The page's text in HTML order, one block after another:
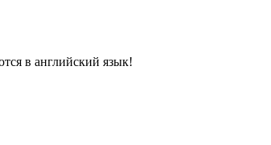
в английский язык!